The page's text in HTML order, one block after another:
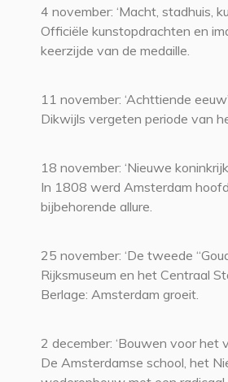
4 november: ‘Macht, stadhuis,
Officiële kunstopdrachten en
keerzijde van de medaille.
11 november: ‘Achttiende eeuw’
Dikwijls vergeten periode van
18 november: ‘Nieuwe
In 1808 werd Amsterdam
bijbehorende allure.
25 november: ‘De tweede
Rijksmuseum en het Centraal
Berlage: Amsterdam groeit.
2 december: ‘Bouwen voor het
De Amsterdamse school, het